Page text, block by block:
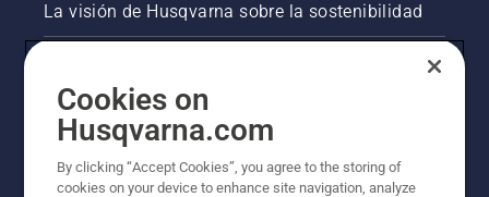
La visión de Husqvarna sobre la sostenibilidad
Otros sitios de Husqvarna
AlertLine/Canal de Denúncias
Cookies on
Husqvarna.com
By clicking “Accept Cookies”, you agree to the storing of
cookies on your device to enhance site navigation, analyze